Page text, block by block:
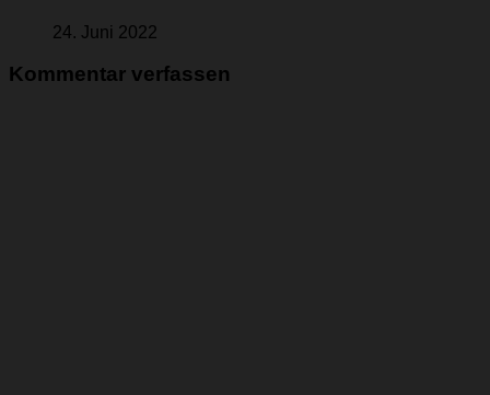
24. Juni 2022
Kommentar verfassen